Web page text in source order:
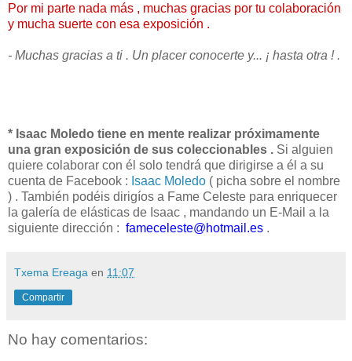
Por mi parte nada más , muchas gracias por tu colaboración
y mucha suerte con esa exposición .
- Muchas gracias a ti . Un placer conocerte y... ¡ hasta otra ! .
* Isaac Moledo tiene en mente realizar próximamente
una gran exposición de sus coleccionables . Si alguien
quiere colaborar con él solo tendrá que dirigirse a él a su
cuenta de Facebook : Isaac Moledo ( picha sobre el nombre
) . También podéis dirigíos a Fame Celeste para enriquecer
la galería de elásticas de Isaac , mandando un E-Mail a la
siguiente dirección : fameceleste@hotmail.es .
Txema Ereaga en 11:07
Compartir
No hay comentarios: